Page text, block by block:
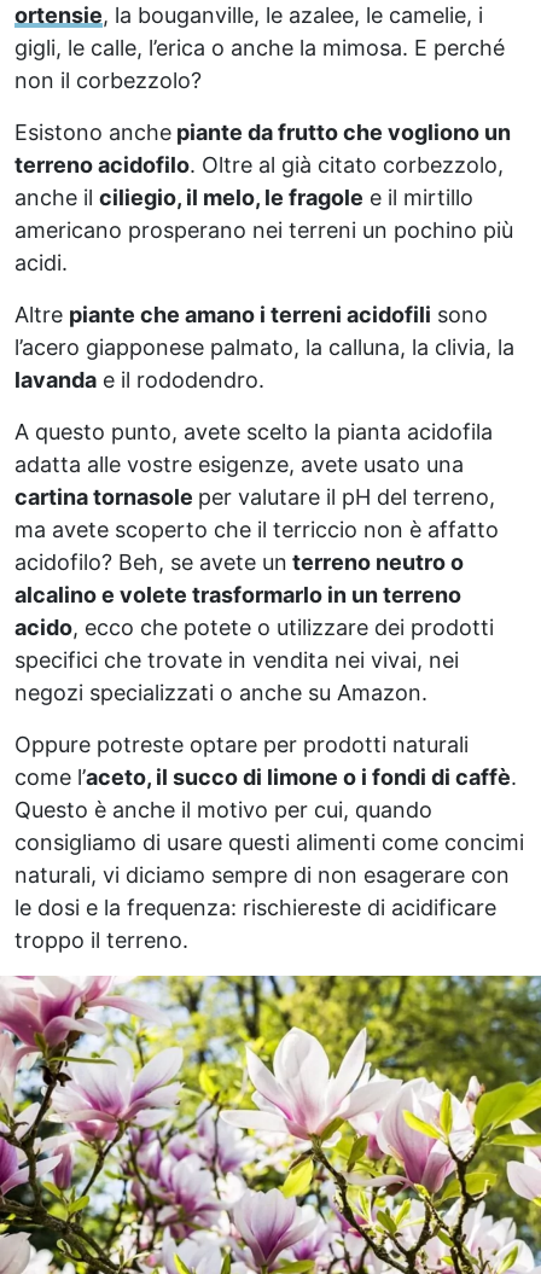
ortensie, la bouganville, le azalee, le camelie, i
gigli, le calle, l’erica o anche la mimosa. E perché
non il corbezzolo?
Esistono anche piante da frutto che vogliono un
terreno acidofilo. Oltre al già citato corbezzolo,
anche il ciliegio, il melo, le fragole e il mirtillo
americano prosperano nei terreni un pochino più
acidi.
Altre piante che amano i terreni acidofili sono
l’acero giapponese palmato, la calluna, la clivia, la
lavanda e il rododendro.
A questo punto, avete scelto la pianta acidofila
adatta alle vostre esigenze, avete usato una
cartina tornasole per valutare il pH del terreno,
ma avete scoperto che il terriccio non è affatto
acidofilo? Beh, se avete un terreno neutro o
alcalino e volete trasformarlo in un terreno
acido, ecco che potete o utilizzare dei prodotti
specifici che trovate in vendita nei vivai, nei
negozi specializzati o anche su Amazon.
Oppure potreste optare per prodotti naturali
come l’aceto, il succo di limone o i fondi di caffè.
Questo è anche il motivo per cui, quando
consigliamo di usare questi alimenti come concimi
naturali, vi diciamo sempre di non esagerare con
le dosi e la frequenza: rischiereste di acidificare
troppo il terreno.